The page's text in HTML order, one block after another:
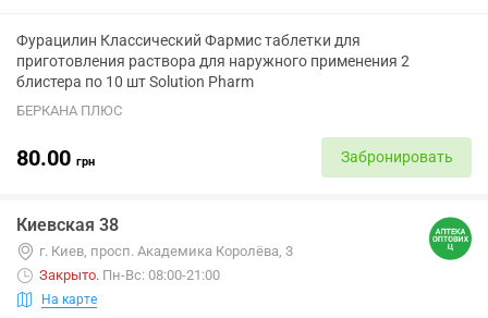
Фурацилин Классический Фармис таблетки для
приготовления раствора для наружного применения 2
блистера по 10 шт Solution Pharm
БЕРКАНА ПЛЮС
80.00 грн Забронировать
Киевская 38
г. Киев, просп. Академика Королёва, 3
Закрыто. Пн-Вс: 08:00-21:00
На карте